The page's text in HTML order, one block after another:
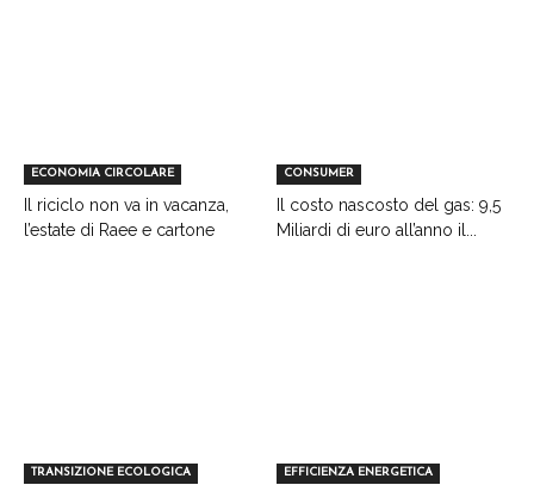
ECONOMIA CIRCOLARE
Il riciclo non va in vacanza,
l’estate di Raee e cartone
CONSUMER
Il costo nascosto del gas: 9,5
Miliardi di euro all’anno il...
TRANSIZIONE ECOLOGICA EFFICIENZA ENERGETICA